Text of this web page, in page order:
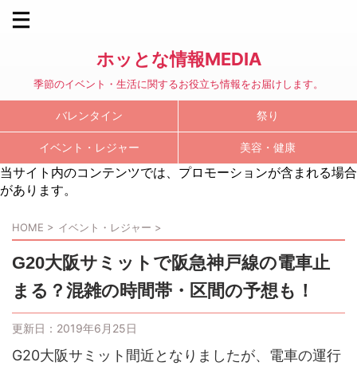
ホッとな情報MEDIA
季節のイベント・生活に関するお役立ち情報をお届けします。
バレンタイン 祭り
イベント・レジャー 美容・健康
当サイト内のコンテンツでは、プロモーションが含まれる場合
があります。
HOME > イベント・レジャー >
G20大阪サミットで阪急神戸線の電車止
まる？混雑の時間帯・区間の予想も！
更新日： 2019年6月25日
G20大阪サミット間近となりましたが、電車の運行